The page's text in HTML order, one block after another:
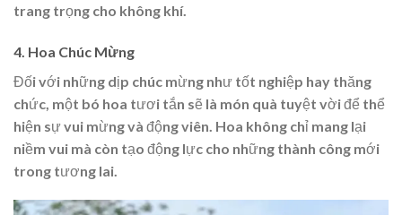
trang trọng cho không khí.
4. Hoa Chúc Mừng
Đối với những dịp chúc mừng như tốt nghiệp hay thăng
chức, một bó hoa tươi tắn sẽ là món quà tuyệt vời để thể
hiện sự vui mừng và động viên. Hoa không chỉ mang lại
niềm vui mà còn tạo động lực cho những thành công mới
trong tương lai.